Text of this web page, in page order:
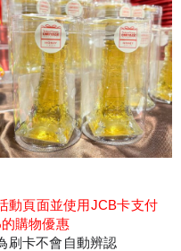
動頁面並使用JCB卡支付
的購物優惠
刷卡不會自動辨認